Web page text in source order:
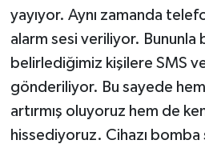
yayıyor. Aynı zamanda
alarm sesi veriliyor.
belirlediğimiz kişilere SMS
gönderiliyor. Bu sayede
artırmış oluyoruz hem de
hissediyoruz. Cihazı bomba